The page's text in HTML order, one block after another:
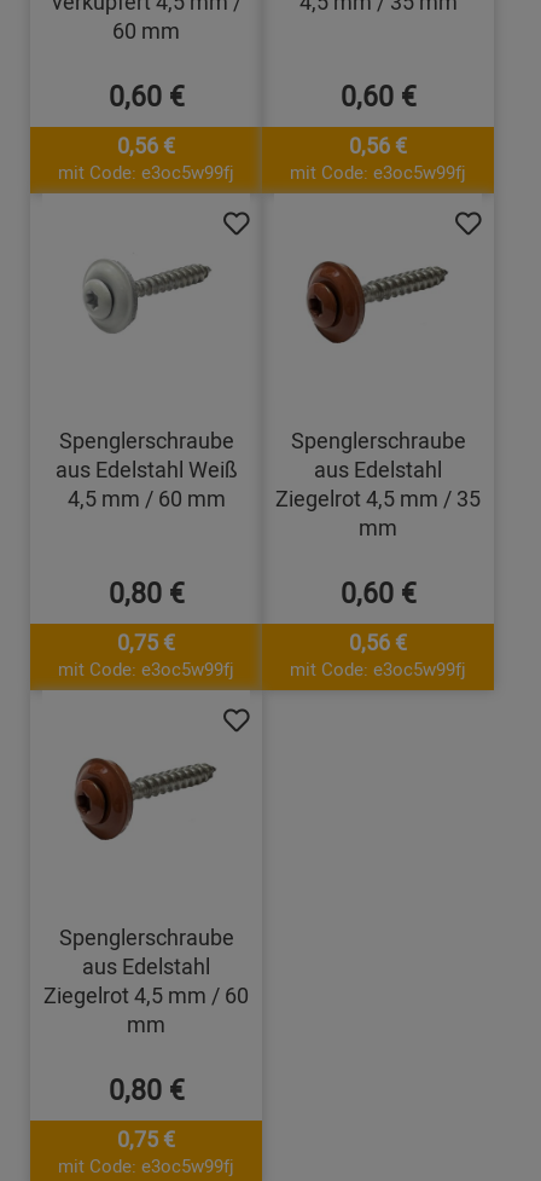
60 mm
0,60 €
0,56 €
mit Code: e3oc5w99fj
0,60 €
0,56 €
mit Code: e3oc5w99fj
Spenglerschraube
aus Edelstahl Weiß
4,5 mm / 60 mm
0,80 €
0,75 €
mit Code: e3oc5w99fj
Spenglerschraube
aus Edelstahl
Ziegelrot 4,5 mm / 35
mm
0,60 €
0,56 €
mit Code: e3oc5w99fj
Spenglerschraube
aus Edelstahl
Ziegelrot 4,5 mm / 60
mm
0,80 €
0,75 €
mit Code: e3oc5w99fj